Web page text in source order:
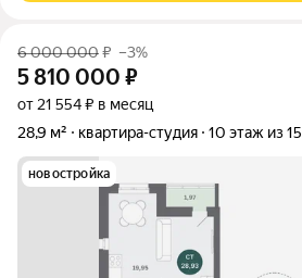
6 000 000₽ –3%
5 810 000 ₽
от 21 554 ₽ в месяц
28,9 м²
квартира-студия 10 этаж из 15
новостройка